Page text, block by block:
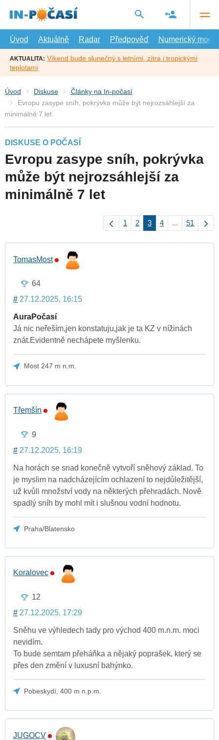
hlavní
Úvod
Aktuálně Radar Předpověď Numerický model
AKTUALITA: Víkend bude slunečný s letními, zítra i tropickými
teplotami
Úvod Diskuse
Články na In-počasí
Evropu zasype sníh, pokrývka může být nejrozsáhlejší za
minimálně 7 let
DISKUSE O POČASÍ
Evropu zasype sníh, pokrývka
může být nejrozsáhlejší za
minimálně 7 let
1 2 3 4 ... 51
TomasMost
64
# 27.12.2025, 16:15
AuraPočasí
Já nic neřeším,jen konstatuju,jak je ta KZ v nížinách
znát.Evidentně nechápete myšlenku.
Most 247 m n.m.
Třemšín
9
# 27.12.2025, 16:19
Na horách se snad konečně vytvoří sněhový základ. To
je myslim na nadcházejícím ochlazení to nejdůležitější,
už kvůli množství vody na některých přehradách. Nově
spadlý sníh by mohl mít i slušnou vodní hodnotu.
Praha/Blatensko
Koralovec
12
# 27.12.2025, 17:29
Sněhu ve výhledech tady pro východ 400 m.n.m. moci
nevidím.
To bude semtam přeháňka a nějaký poprašek, který se
přes den změní v luxusní bahýnko.
Pobeskydí, 400 m n.p.m.
JUGOCV